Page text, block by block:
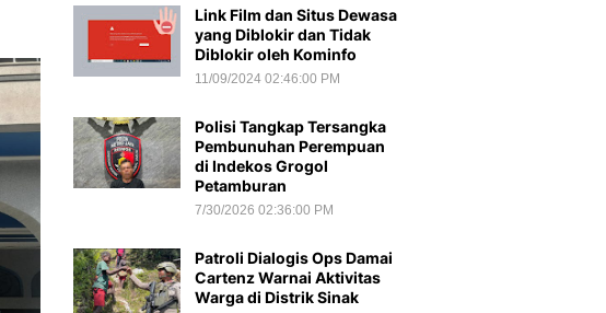
Link Film dan Situs Dewasa
yang Diblokir dan Tidak
Diblokir oleh Kominfo
11/09/2024 02:46:00 PM
Polisi Tangkap Tersangka
Pembunuhan Perempuan
di Indekos Grogol
Petamburan
7/30/2026 02:36:00 PM
Patroli Dialogis Ops Damai
Cartenz Warnai Aktivitas
Warga di Distrik Sinak